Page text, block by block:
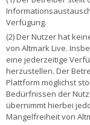
Verfügung.
(2) Der Nutzer hat
von Altmark Live.
eine jederzeitige
herzustellen. Der
Plattform möglichst
Bedürfnissen der
übernimmt hierbei
Mängelfreiheit von